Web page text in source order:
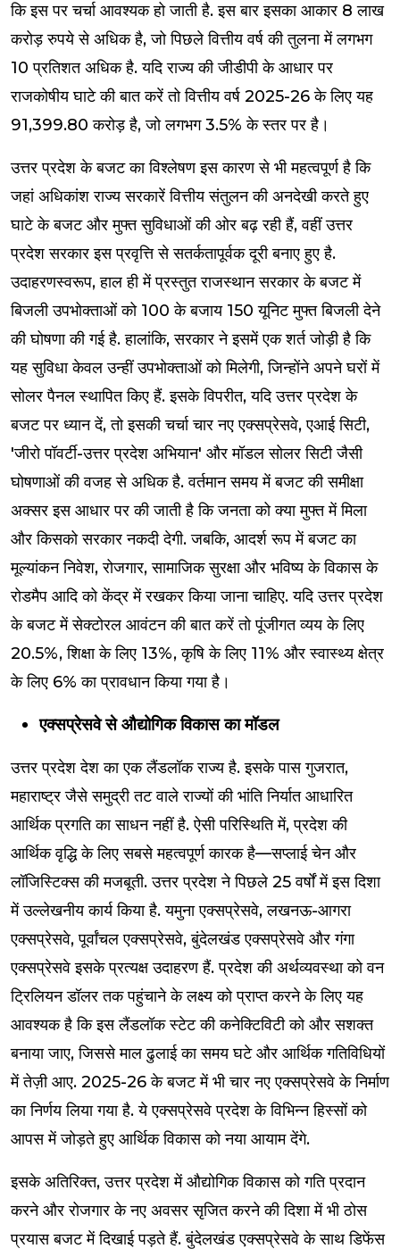
कि इस पर चर्चा आवश्यक हो जाती है. इस बार इसका आकार 8 लाख
करोड़ रुपये से अधिक है, जो पिछले वित्तीय वर्ष की तुलना में लगभग
10 प्रतिशत अधिक है. यदि राज्य की जीडीपी के आधार पर
राजकोषीय घाटे की बात करें तो वित्तीय वर्ष 2025-26 के लिए यह
₹91,399.80 करोड़ है, जो लगभग 3.5% के स्तर पर है।
उत्तर प्रदेश के बजट का विश्लेषण इस कारण से भी महत्वपूर्ण है कि
जहां अधिकांश राज्य सरकारें वित्तीय संतुलन की अनदेखी करते हुए
घाटे के बजट और मुफ्त सुविधाओं की ओर बढ़ रही हैं, वहीं उत्तर
प्रदेश सरकार इस प्रवृत्ति से सतर्कतापूर्वक दूरी बनाए हुए है.
उदाहरणस्वरूप, हाल ही में प्रस्तुत राजस्थान सरकार के बजट में
बिजली उपभोक्ताओं को 100 के बजाय 150 यूनिट मुफ्त बिजली देने
की घोषणा की गई है. हालांकि, सरकार ने इसमें एक शर्त जोड़ी है कि
यह सुविधा केवल उन्हीं उपभोक्ताओं को मिलेगी, जिन्होंने अपने घरों में
सोलर पैनल स्थापित किए हैं. इसके विपरीत, यदि उत्तर प्रदेश के
बजट पर ध्यान दें, तो इसकी चर्चा चार नए एक्सप्रेसवे, एआई सिटी,
'जीरो पॉवर्टी-उत्तर प्रदेश अभियान' और मॉडल सोलर सिटी जैसी
घोषणाओं की वजह से अधिक है. वर्तमान समय में बजट की समीक्षा
अक्सर इस आधार पर की जाती है कि जनता को क्या मुफ्त में मिला
और किसको सरकार नकदी देगी. जबकि, आदर्श रूप में बजट का
मूल्यांकन निवेश, रोजगार, सामाजिक सुरक्षा और भविष्य के विकास के
रोडमैप आदि को केंद्र में रखकर किया जाना चाहिए. यदि उत्तर प्रदेश
के बजट में सेक्टोरल आवंटन की बात करें तो पूंजीगत व्यय के लिए
20.5%, शिक्षा के लिए 13%, कृषि के लिए 11% और स्वास्थ्य क्षेत्र
के लिए 6% का प्रावधान किया गया है।
एक्सप्रेसवे से औद्योगिक विकास का मॉडल
उत्तर प्रदेश देश का एक लैंडलॉक राज्य है. इसके पास गुजरात,
महाराष्ट्र जैसे समुद्री तट वाले राज्यों की भांति निर्यात आधारित
आर्थिक प्रगति का साधन नहीं है. ऐसी परिस्थिति में, प्रदेश की
आर्थिक वृद्धि के लिए सबसे महत्वपूर्ण कारक है—सप्लाई चेन और
लॉजिस्टिक्स की मजबूती. उत्तर प्रदेश ने पिछले 25 वर्षों में इस दिशा
में उल्लेखनीय कार्य किया है. यमुना एक्सप्रेसवे, लखनऊ-आगरा
एक्सप्रेसवे, पूर्वांचल एक्सप्रेसवे, बुंदेलखंड एक्सप्रेसवे और गंगा
एक्सप्रेसवे इसके प्रत्यक्ष उदाहरण हैं. प्रदेश की अर्थव्यवस्था को वन
ट्रिलियन डॉलर तक पहुंचाने के लक्ष्य को प्राप्त करने के लिए यह
आवश्यक है कि इस लैंडलॉक स्टेट की कनेक्टिविटी को और सशक्त
बनाया जाए, जिससे माल ढुलाई का समय घटे और आर्थिक गतिविधियों
में तेज़ी आए. 2025-26 के बजट में भी चार नए एक्सप्रेसवे के निर्माण
का निर्णय लिया गया है. ये एक्सप्रेसवे प्रदेश के विभिन्न हिस्सों को
आपस में जोड़ते हुए आर्थिक विकास को नया आयाम देंगे.
इसके अतिरिक्त, उत्तर प्रदेश में औद्योगिक विकास को गति प्रदान
करने और रोजगार के नए अवसर सृजित करने की दिशा में भी ठोस
प्रयास बजट में दिखाई पड़ते हैं. बुंदेलखंड एक्सप्रेसवे के साथ डिफेंस